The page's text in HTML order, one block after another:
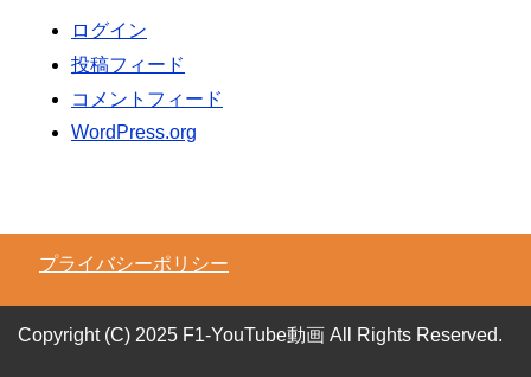
ログイン
投稿フィード
コメントフィード
WordPress.org
プライバシーポリシー
Copyright (C) 2025 F1-YouTube動画 All Rights Reserved.